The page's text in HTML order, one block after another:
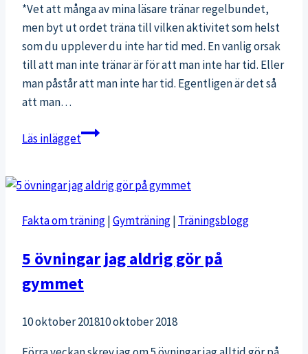
*Vet att många av mina läsare tränar regelbundet,
men byt ut ordet träna till vilken aktivitet som helst
som du upplever du inte har tid med. En vanlig orsak
till att man inte tränar är för att man inte har tid. Eller
man påstår att man inte har tid. Egentligen är det så
att man…
Läs inläggetTa
din
så
du
mera
för
Fakta om träning|Gymträning| Träningsblogg
5 övningar jag aldrig gör på
gymmet
10 oktober 201810 oktober 2018